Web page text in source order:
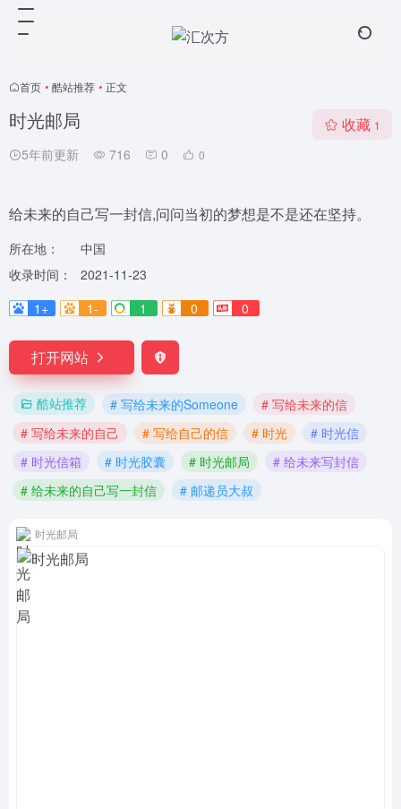
首页 • 酷站推荐 • 正文
时光邮局
5年前更新 716 0 0
收藏 1
给未来的自己写一封信,问问当初的梦想是不是还在坚持。
所在地：
中国
收录时间：
2021-11-23
1+
1- 1 0 0
打开网站
酷站推荐 # 写给未来的Someone
# 写给未来的信
# 写给未来的自己
# 写给自己的信 # 时光
# 时光信
# 时光信箱
# 时光胶囊 # 时光邮局
# 给未来写封信
# 给未来的自己写一封信
# 邮递员大叔
时光邮局